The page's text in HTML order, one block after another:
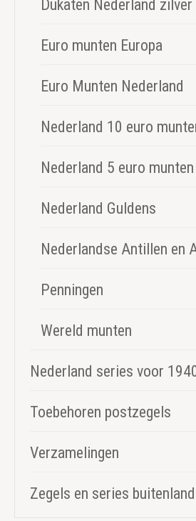
Dukaten Nederland zilver
Euro munten Europa
Euro Munten Nederland
Nederland 10 euro
Nederland 5 euro munten
Nederland Guldens
Nederlandse Antillen en
Penningen
Wereld munten
Nederland series voor
Toebehoren postzegels
Verzamelingen
Zegels en series buitenland